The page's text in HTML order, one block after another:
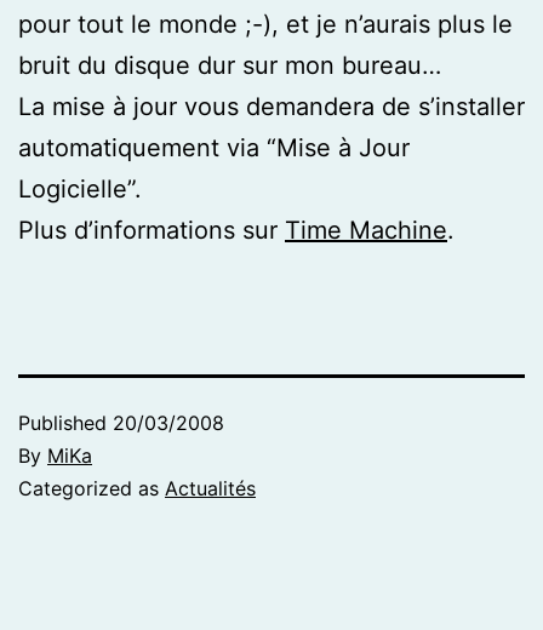
pour tout le monde ;-), et je n’aurais plus le
bruit du disque dur sur mon bureau…
La mise à jour vous demandera de s’installer
automatiquement via “Mise à Jour
Logicielle”.
Plus d’informations sur Time Machine.
Published 20/03/2008
By MiKa
Categorized as Actualités